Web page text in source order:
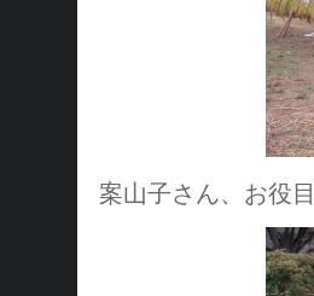
案山子さん、お役